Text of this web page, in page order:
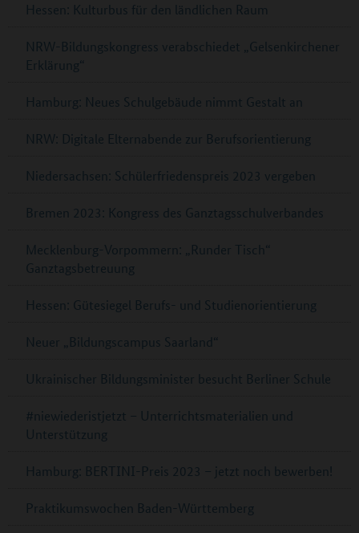
Hessen: Kulturbus für den ländlichen Raum
NRW-Bildungskongress verabschiedet „Gelsenkirchener
Erklärung“
Hamburg: Neues Schulgebäude nimmt Gestalt an
NRW: Digitale Elternabende zur Berufsorientierung
Niedersachsen: Schülerfriedenspreis 2023 vergeben
Bremen 2023: Kongress des Ganztagsschulverbandes
Mecklenburg-Vorpommern: „Runder Tisch“
Ganztagsbetreuung
Hessen: Gütesiegel Berufs- und Studienorientierung
Neuer „Bildungscampus Saarland“
Ukrainischer Bildungsminister besucht Berliner Schule
#niewiederistjetzt – Unterrichtsmaterialien und
Unterstützung
Hamburg: BERTINI-Preis 2023 – jetzt noch bewerben!
Praktikumswochen Baden-Württemberg